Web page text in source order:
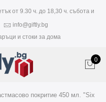
от 9.30 ч. до 18,30 ч. събота и
info@giftly.bg
и стоки за дома
0
покритие 450 мл. "Six